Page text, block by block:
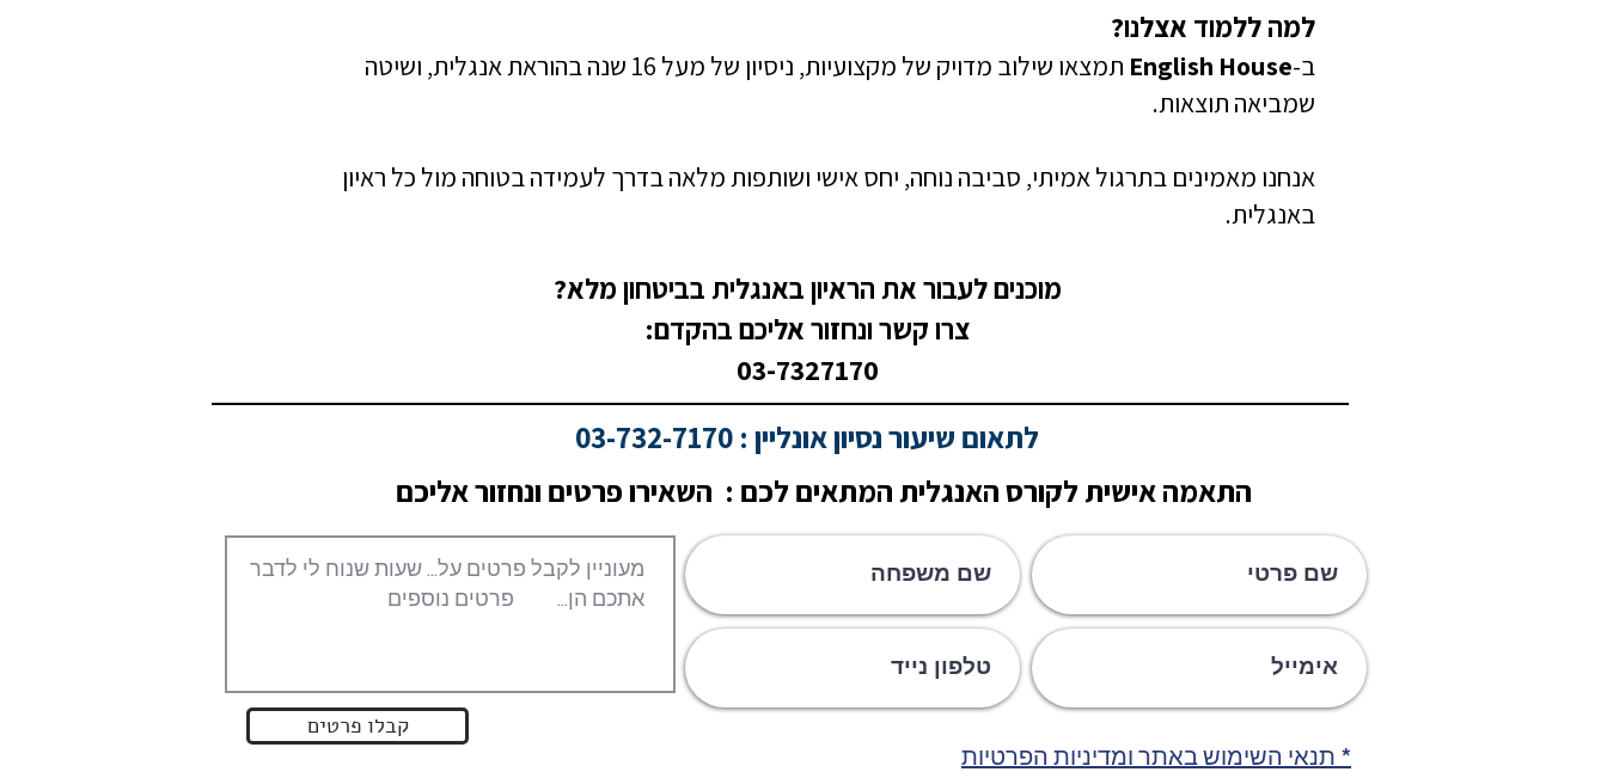
למה ללמוד אצלנו?
ב-English House
תמצאו שילוב מדויק של מקצועיות, ניסיון של מעל 16 שנה בהוראת אנגלית, ושיטה
שמביאה תוצאות.
אנחנו מאמינים בתרגול אמיתי, סביבה נוחה, יחס אישי ושותפות מלאה בדרך לעמידה בטוחה מול כל ראיון
באנגלית.
מוכנים לעבור את הראיון באנגלית בביטחון מלא?
צרו קשר ונחזור אליכם בהקדם:
03-7327170
לתאום שיעור נסיון אונליין : 03-732-7170
התאמה אישית לקורס האנגלית המתאים לכם : השאירו פרטים ונחזור אליכם
קבלו פרטים
* תנאי השימוש באתר ומדיניות הפרטיות